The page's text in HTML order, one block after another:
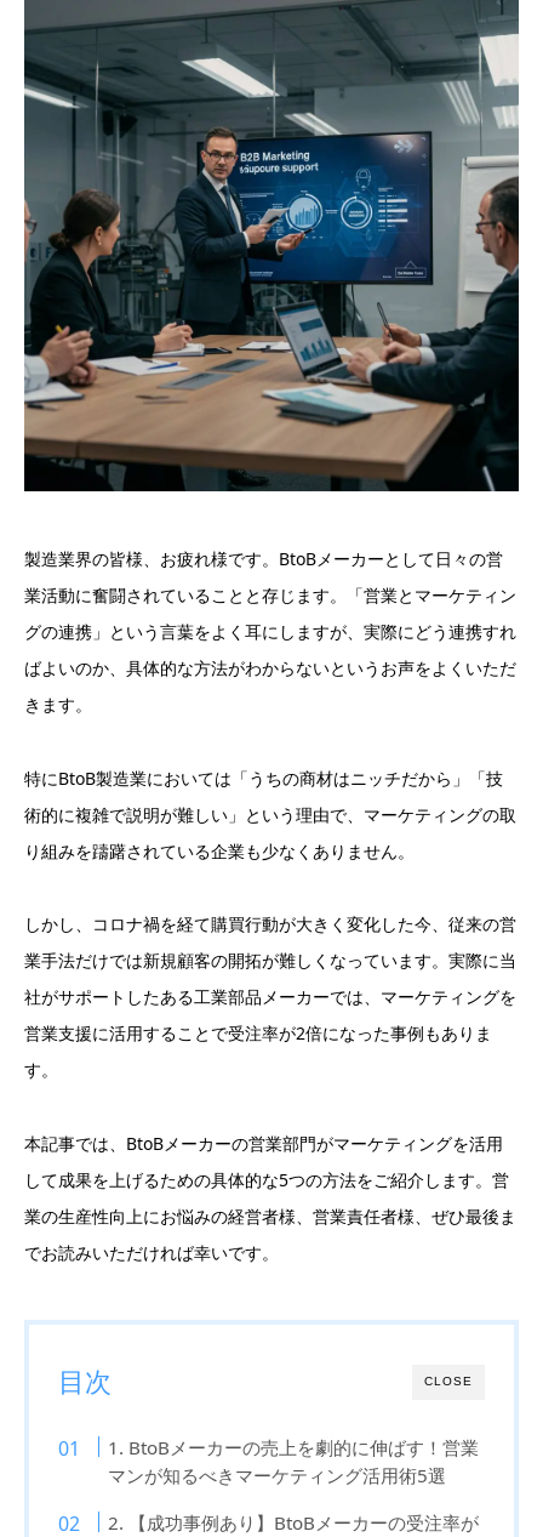
製造業界の皆様、お疲れ様です。BtoBメーカーとして日々の営
業活動に奮闘されていることと存じます。「営業とマーケティン
グの連携」という言葉をよく耳にしますが、実際にどう連携すれ
ばよいのか、具体的な方法がわからないというお声をよくいただ
きます。
特にBtoB製造業においては「うちの商材はニッチだから」「技
術的に複雑で説明が難しい」という理由で、マーケティングの取
り組みを躊躇されている企業も少なくありません。
しかし、コロナ禍を経て購買行動が大きく変化した今、従来の営
業手法だけでは新規顧客の開拓が難しくなっています。実際に当
社がサポートしたある工業部品メーカーでは、マーケティングを
営業支援に活用することで受注率が2倍になった事例もありま
す。
本記事では、BtoBメーカーの営業部門がマーケティングを活用
して成果を上げるための具体的な5つの方法をご紹介します。営
業の生産性向上にお悩みの経営者様、営業責任者様、ぜひ最後ま
でお読みいただければ幸いです。
CLOSE
目次
1. BtoBメーカーの売上を劇的に伸ばす！営業
マンが知るべきマーケティング活用術5選
2. 【成功事例あり】BtoBメーカーの受注率が